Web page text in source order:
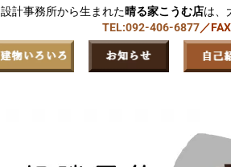
設計事務所から生まれた晴る家こうむ店は、
TEL:092-406-6877／